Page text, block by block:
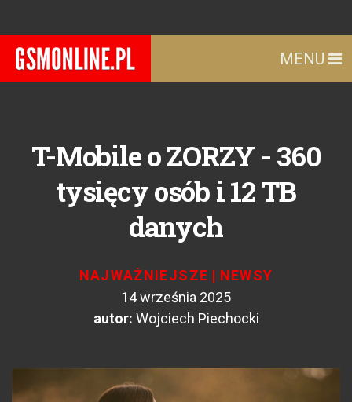
MENU
T-Mobile o ZORZY - 360
tysięcy osób i 12 TB
danych
NAJWAŻNIEJSZE | NEWSY
14 września 2025
autor: Wojciech Piechocki